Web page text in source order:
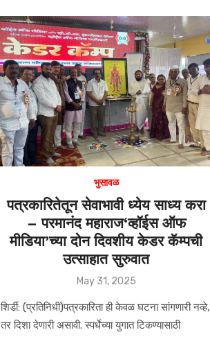
at
s
A
p
p
c
e
b
o
o
k
भुसावळ
पत्रकारितेतून सेवाभावी ध्येय साध्य करा
– परमानंद महाराज‘व्हॉईस ऑफ
मीडिया’च्या दोन दिवशीय केडर कॅम्पची
उत्साहात सुरुवात
Posted
May 31, 2025
शिर्डी: (प्रतिनिधी)पत्रकारिता ही केवळ घटना सांगणारी नव्हे,
तर दिशा देणारी असावी. स्पर्धेच्या युगात टिकण्यासाठी